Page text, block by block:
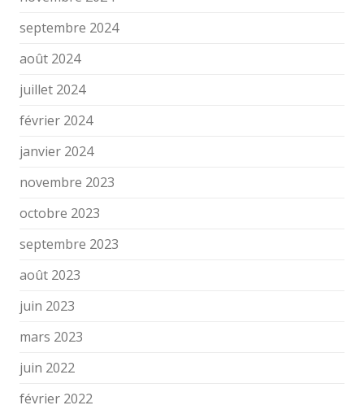
septembre 2024
août 2024
juillet 2024
février 2024
janvier 2024
novembre 2023
octobre 2023
septembre 2023
août 2023
juin 2023
mars 2023
juin 2022
février 2022